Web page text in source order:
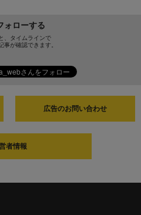
ォローする
、タイムラインで
事が確認できます。
広告のお問い合わせ
者情報